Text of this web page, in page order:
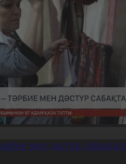
мен дәстүр